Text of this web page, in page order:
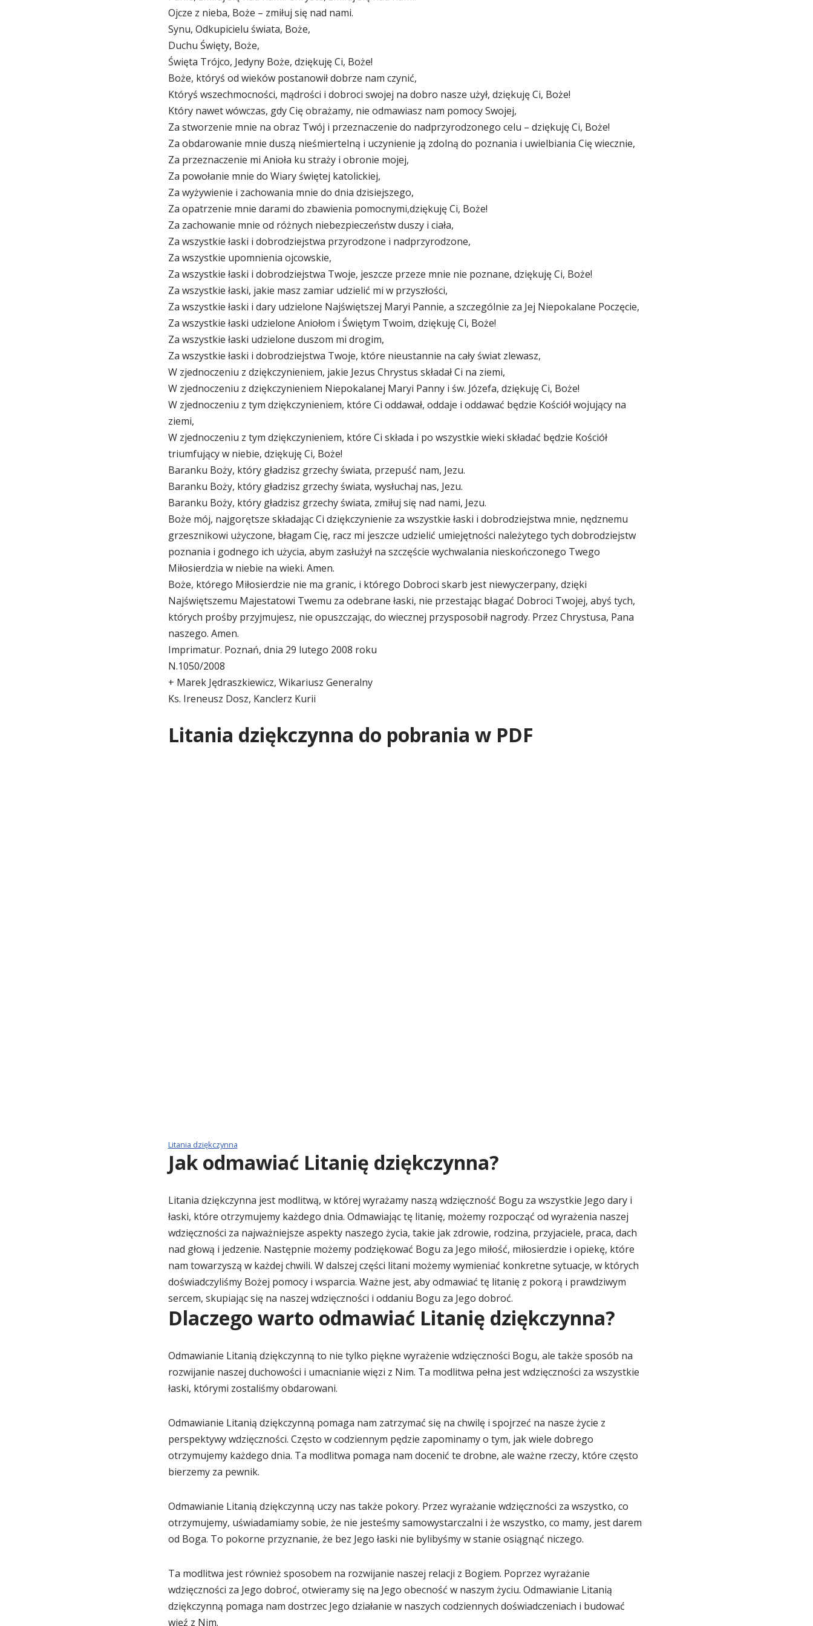
Ojcze z nieba, Boże – zmiłuj się nad nami.
Synu, Odkupicielu świata, Boże,
Duchu Święty, Boże,
Święta Trójco, Jedyny Boże, dziękuję Ci, Boże!
Boże, któryś od wieków postanowił dobrze nam czynić,
Któryś wszechmocności, mądrości i dobroci swojej na dobro nasze użył, dziękuję Ci, Boże!
Który nawet wówczas, gdy Cię obrażamy, nie odmawiasz nam pomocy Swojej,
Za stworzenie mnie na obraz Twój i przeznaczenie do nadprzyrodzonego celu – dziękuję Ci, Boże!
Za obdarowanie mnie duszą nieśmiertelną i uczynienie ją zdolną do poznania i uwielbiania Cię wiecznie,
Za przeznaczenie mi Anioła ku straży i obronie mojej,
Za powołanie mnie do Wiary świętej katolickiej,
Za wyżywienie i zachowania mnie do dnia dzisiejszego,
Za opatrzenie mnie darami do zbawienia pomocnymi,dziękuję Ci, Boże!
Za zachowanie mnie od różnych niebezpieczeństw duszy i ciała,
Za wszystkie łaski i dobrodziejstwa przyrodzone i nadprzyrodzone,
Za wszystkie upomnienia ojcowskie,
Za wszystkie łaski i dobrodziejstwa Twoje, jeszcze przeze mnie nie poznane, dziękuję Ci, Boże!
Za wszystkie łaski, jakie masz zamiar udzielić mi w przyszłości,
Za wszystkie łaski i dary udzielone Najświętszej Maryi Pannie, a szczególnie za Jej Niepokalane Poczęcie,
Za wszystkie łaski udzielone Aniołom i Świętym Twoim, dziękuję Ci, Boże!
Za wszystkie łaski udzielone duszom mi drogim,
Za wszystkie łaski i dobrodziejstwa Twoje, które nieustannie na cały świat zlewasz,
W zjednoczeniu z dziękczynieniem, jakie Jezus Chrystus składał Ci na ziemi,
W zjednoczeniu z dziękczynieniem Niepokalanej Maryi Panny i św. Józefa, dziękuję Ci, Boże!
W zjednoczeniu z tym dziękczynieniem, które Ci oddawał, oddaje i oddawać będzie Kościół wojujący na
ziemi,
W zjednoczeniu z tym dziękczynieniem, które Ci składa i po wszystkie wieki składać będzie Kościół
triumfujący w niebie, dziękuję Ci, Boże!
Baranku Boży, który gładzisz grzechy świata, przepuść nam, Jezu.
Baranku Boży, który gładzisz grzechy świata, wysłuchaj nas, Jezu.
Baranku Boży, który gładzisz grzechy świata, zmiłuj się nad nami, Jezu.
Boże mój, najgorętsze składając Ci dziękczynienie za wszystkie łaski i dobrodziejstwa mnie, nędznemu
grzesznikowi użyczone, błagam Cię, racz mi jeszcze udzielić umiejętności należytego tych dobrodziejstw
poznania i godnego ich użycia, abym zasłużył na szczęście wychwalania nieskończonego Twego
Miłosierdzia w niebie na wieki. Amen.
Boże, którego Miłosierdzie nie ma granic, i którego Dobroci skarb jest niewyczerpany, dzięki
Najświętszemu Majestatowi Twemu za odebrane łaski, nie przestając błagać Dobroci Twojej, abyś tych,
których prośby przyjmujesz, nie opuszczając, do wiecznej przysposobił nagrody. Przez Chrystusa, Pana
naszego. Amen.
Imprimatur. Poznań, dnia 29 lutego 2008 roku
N.1050/2008
+ Marek Jędraszkiewicz, Wikariusz Generalny
Ks. Ireneusz Dosz, Kanclerz Kurii
Litania dziękczynna do pobrania w PDF
Litania dziękczynna
Jak odmawiać Litanię dziękczynna?
Litania dziękczynna jest modlitwą, w której wyrażamy naszą wdzięczność Bogu za wszystkie Jego dary i
łaski, które otrzymujemy każdego dnia. Odmawiając tę litanię, możemy rozpocząć od wyrażenia naszej
wdzięczności za najważniejsze aspekty naszego życia, takie jak zdrowie, rodzina, przyjaciele, praca, dach
nad głową i jedzenie. Następnie możemy podziękować Bogu za Jego miłość, miłosierdzie i opiekę, które
nam towarzyszą w każdej chwili. W dalszej części litani możemy wymieniać konkretne sytuacje, w których
doświadczyliśmy Bożej pomocy i wsparcia. Ważne jest, aby odmawiać tę litanię z pokorą i prawdziwym
sercem, skupiając się na naszej wdzięczności i oddaniu Bogu za Jego dobroć.
Dlaczego warto odmawiać Litanię dziękczynna?
Odmawianie Litanią dziękczynną to nie tylko piękne wyrażenie wdzięczności Bogu, ale także sposób na
rozwijanie naszej duchowości i umacnianie więzi z Nim. Ta modlitwa pełna jest wdzięczności za wszystkie
łaski, którymi zostaliśmy obdarowani.
Odmawianie Litanią dziękczynną pomaga nam zatrzymać się na chwilę i spojrzeć na nasze życie z
perspektywy wdzięczności. Często w codziennym pędzie zapominamy o tym, jak wiele dobrego
otrzymujemy każdego dnia. Ta modlitwa pomaga nam docenić te drobne, ale ważne rzeczy, które często
bierzemy za pewnik.
Odmawianie Litanią dziękczynną uczy nas także pokory. Przez wyrażanie wdzięczności za wszystko, co
otrzymujemy, uświadamiamy sobie, że nie jesteśmy samowystarczalni i że wszystko, co mamy, jest darem
od Boga. To pokorne przyznanie, że bez Jego łaski nie bylibyśmy w stanie osiągnąć niczego.
Ta modlitwa jest również sposobem na rozwijanie naszej relacji z Bogiem. Poprzez wyrażanie
wdzięczności za Jego dobroć, otwieramy się na Jego obecność w naszym życiu. Odmawianie Litanią
dziękczynną pomaga nam dostrzec Jego działanie w naszych codziennych doświadczeniach i budować
więź z Nim.